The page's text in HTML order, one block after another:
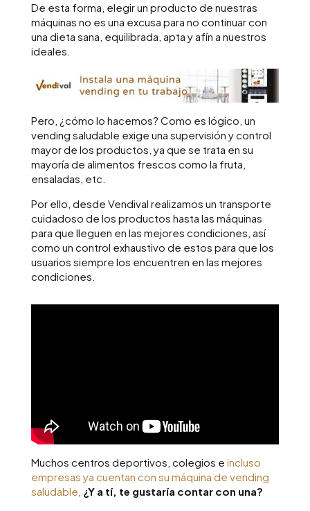
De esta forma, elegir un producto de nuestras
máquinas no es una excusa para no continuar con
una dieta sana, equilibrada, apta y afín a nuestros
ideales.
Pero, ¿cómo lo hacemos? Como es lógico, un
vending saludable exige una supervisión y control
mayor de los productos, ya que se trata en su
mayoría de alimentos frescos como la fruta,
ensaladas, etc.
Por ello, desde Vendival realizamos un transporte
cuidadoso de los productos hasta las máquinas
para que lleguen en las mejores condiciones, así
como un control exhaustivo de estos para que los
usuarios siempre los encuentren en las mejores
condiciones.
Muchos centros deportivos, colegios e incluso
empresas ya cuentan con su máquina de vending
saludable ¿Y a tí, te gustaría contar con una?